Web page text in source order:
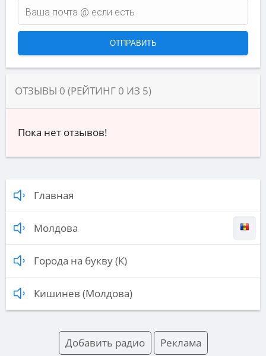
ОТЗЫВЫ 0 (РЕЙТИНГ 0 ИЗ 5)
Пока нет отзывов!
Главная
Молдова
Города на букву (К)
Кишинев (Молдова)
Добавить радио Реклама